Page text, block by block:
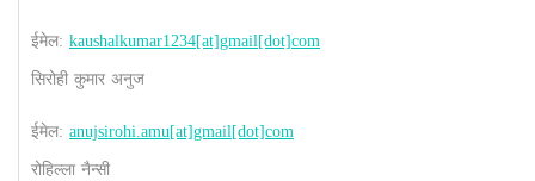
ईमेल: kaushalkumar1234[at]gmail[dot]com
सिरोही कुमार अनुज
ईमेल: anujsirohi.amu[at]gmail[dot]com
रोहिल्ला नैन्सी